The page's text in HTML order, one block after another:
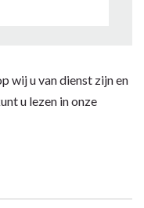
wij u van dienst zijn en
u lezen in onze